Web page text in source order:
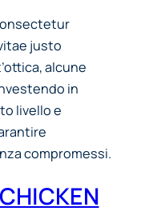
justo
alcune
in
livello e
compromessi.
CHICKEN